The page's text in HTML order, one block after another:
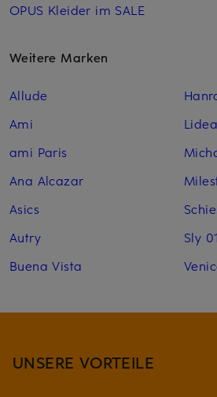
OPUS Kleider im SALE
Weitere Marken
Allude
Ami
ami Paris
Ana Alcazar
Asics
Autry
Buena Vista
Lidea
Sly
UNSERE VORTEILE